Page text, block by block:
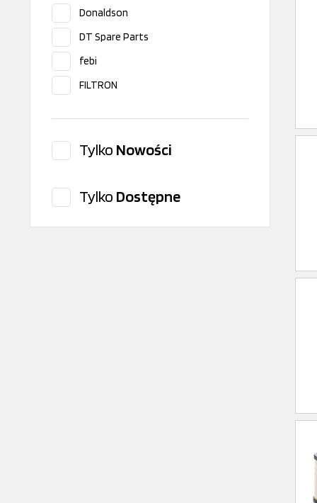
Donaldson
DT Spare Parts
febi
FILTRON
HIFI
Interpart
ITR
Tylko Nowości
Tylko Dostępne